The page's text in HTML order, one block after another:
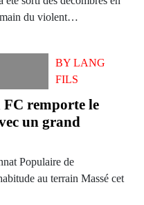
du violent…
BYLANG
FILS
remporte le
un grand
Populaire de
au terrain Massé cet